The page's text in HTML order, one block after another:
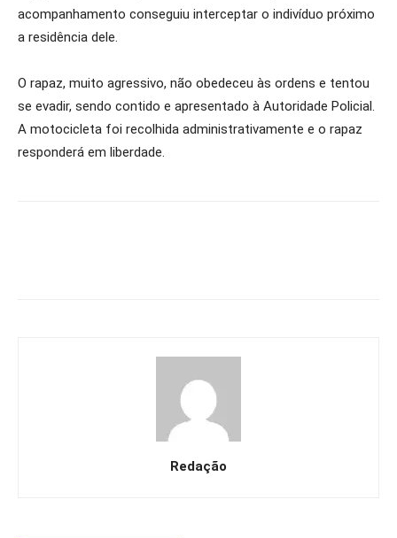
acompanhamento conseguiu interceptar o indivíduo próximo
a residência dele.
O rapaz, muito agressivo, não obedeceu às ordens e tentou
se evadir, sendo contido e apresentado à Autoridade Policial.
A motocicleta foi recolhida administrativamente e o rapaz
responderá em liberdade.
Redação